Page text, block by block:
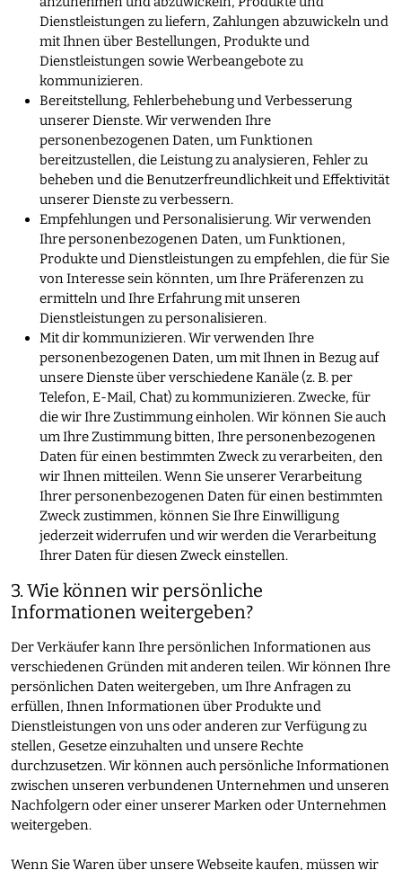
Dienstleistungen zu liefern, Zahlungen abzuwickeln und
mit Ihnen über Bestellungen, Produkte und
Dienstleistungen sowie Werbeangebote zu
kommunizieren.
Bereitstellung, Fehlerbehebung und Verbesserung
unserer Dienste. Wir verwenden Ihre
personenbezogenen Daten, um Funktionen
bereitzustellen, die Leistung zu analysieren, Fehler zu
beheben und die Benutzerfreundlichkeit und Effektivität
unserer Dienste zu verbessern.
Empfehlungen und Personalisierung. Wir verwenden
Ihre personenbezogenen Daten, um Funktionen,
Produkte und Dienstleistungen zu empfehlen, die für Sie
von Interesse sein könnten, um Ihre Präferenzen zu
ermitteln und Ihre Erfahrung mit unseren
Dienstleistungen zu personalisieren.
Mit dir kommunizieren. Wir verwenden Ihre
personenbezogenen Daten, um mit Ihnen in Bezug auf
unsere Dienste über verschiedene Kanäle (z. B. per
Telefon, E-Mail, Chat) zu kommunizieren. Zwecke, für
die wir Ihre Zustimmung einholen. Wir können Sie auch
um Ihre Zustimmung bitten, Ihre personenbezogenen
Daten für einen bestimmten Zweck zu verarbeiten, den
wir Ihnen mitteilen. Wenn Sie unserer Verarbeitung
Ihrer personenbezogenen Daten für einen bestimmten
Zweck zustimmen, können Sie Ihre Einwilligung
jederzeit widerrufen und wir werden die Verarbeitung
Ihrer Daten für diesen Zweck einstellen.
3. Wie können wir persönliche
Informationen weitergeben?
Der Verkäufer kann Ihre persönlichen Informationen aus
verschiedenen Gründen mit anderen teilen. Wir können Ihre
persönlichen Daten weitergeben, um Ihre Anfragen zu
erfüllen, Ihnen Informationen über Produkte und
Dienstleistungen von uns oder anderen zur Verfügung zu
stellen, Gesetze einzuhalten und unsere Rechte
durchzusetzen. Wir können auch persönliche Informationen
zwischen unseren verbundenen Unternehmen und unseren
Nachfolgern oder einer unserer Marken oder Unternehmen
weitergeben.
Wenn Sie Waren über unsere Webseite kaufen, müssen wir